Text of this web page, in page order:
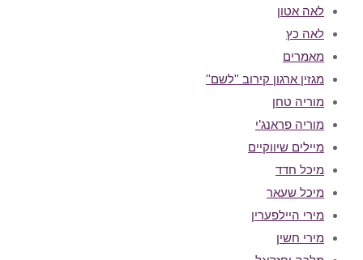
לאה אטון
לאה כץ
מאמרים
מגזין ארגון קירוב ''לשם''
מוריה טחן
מוריה פראנג’י
מיילים שיווקיים
מיכל חדד
מיכל שעאר
מירי היילפערין
מירי חשין